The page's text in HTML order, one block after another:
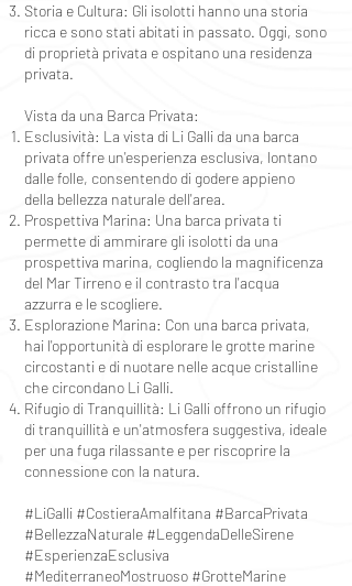
Storia e Cultura: Gli isolotti hanno una storia
ricca e sono stati abitati in passato. Oggi, sono
di proprietà privata e ospitano una residenza
privata.
Vista da una Barca Privata:
Esclusività: La vista di Li Galli da una barca
privata offre un'esperienza esclusiva, lontano
dalle folle, consentendo di godere appieno
della bellezza naturale dell'area.
Prospettiva Marina: Una barca privata ti
permette di ammirare gli isolotti da una
prospettiva marina, cogliendo la magnificenza
del Mar Tirreno e il contrasto tra l'acqua
azzurra e le scogliere.
Esplorazione Marina: Con una barca privata,
hai l'opportunità di esplorare le grotte marine
circostanti e di nuotare nelle acque cristalline
che circondano Li Galli.
Rifugio di Tranquillità: Li Galli offrono un rifugio
di tranquillità e un'atmosfera suggestiva, ideale
per una fuga rilassante e per riscoprire la
connessione con la natura.
#LiGalli #CostieraAmalfitana #BarcaPrivata
#BellezzaNaturale #LeggendaDelleSirene
#EsperienzaEsclusiva
#MediterraneoMostruoso #GrotteMarine